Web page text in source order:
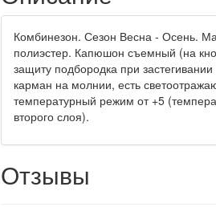
Комбинезон. Сезон Весна - Осень.
полиэстер. Капюшон съемный (на
защиту подбородка при
карман на молнии, есть
температурный режим от +5
второго слоя).
Отзывы